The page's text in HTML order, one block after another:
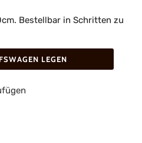
Bestellbar in Schritten zu
LEGEN